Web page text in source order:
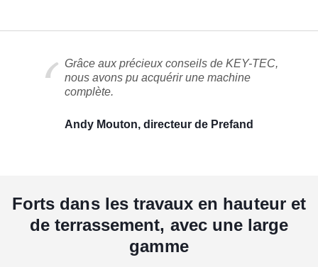
Grâce aux précieux conseils de KEY-TEC,
nous avons pu acquérir une machine
complète.
Andy Mouton, directeur de Prefand
Forts dans les travaux en hauteur et
de terrassement, avec une large
gamme